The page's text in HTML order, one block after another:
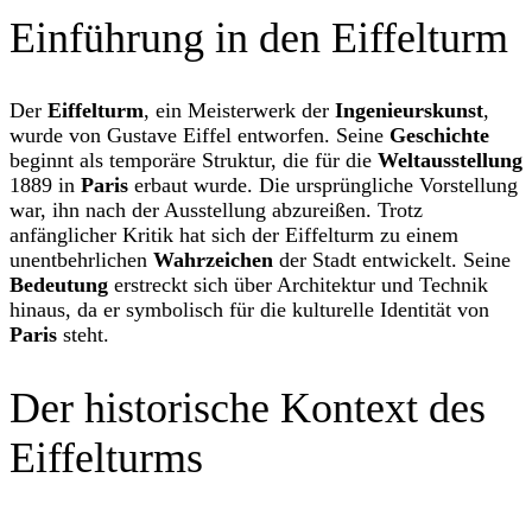
Einführung in den Eiffelturm
Der Eiffelturm, ein Meisterwerk der Ingenieurskunst,
wurde von Gustave Eiffel entworfen. Seine Geschichte
beginnt als temporäre Struktur, die für die Weltausstellung
1889 in Paris erbaut wurde. Die ursprüngliche Vorstellung
war, ihn nach der Ausstellung abzureißen. Trotz
anfänglicher Kritik hat sich der Eiffelturm zu einem
unentbehrlichen Wahrzeichen der Stadt entwickelt. Seine
Bedeutung erstreckt sich über Architektur und Technik
hinaus, da er symbolisch für die kulturelle Identität von
Paris steht.
Der historische Kontext des
Eiffelturms